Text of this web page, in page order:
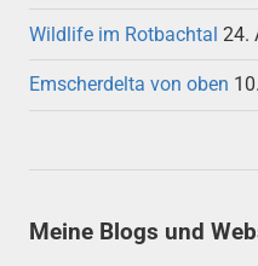
Wildlife im Rotbachtal 24.
Emscherdelta von oben
Meine Blogs und